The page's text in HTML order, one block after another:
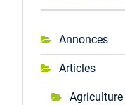
Annonces
Articles
Agriculture